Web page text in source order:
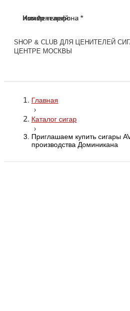
SHOP & CLUB ДЛЯ ЦЕНИТЕЛЕЙ
ЦЕНТРЕ МОСКВЫ
Главная
›
Каталог сигар
›
Приглашаем купить сигары
производства Доминикана
Имя *
Номер телефона *
Комментарий
Имя *
Номер телефона *
Комментарий